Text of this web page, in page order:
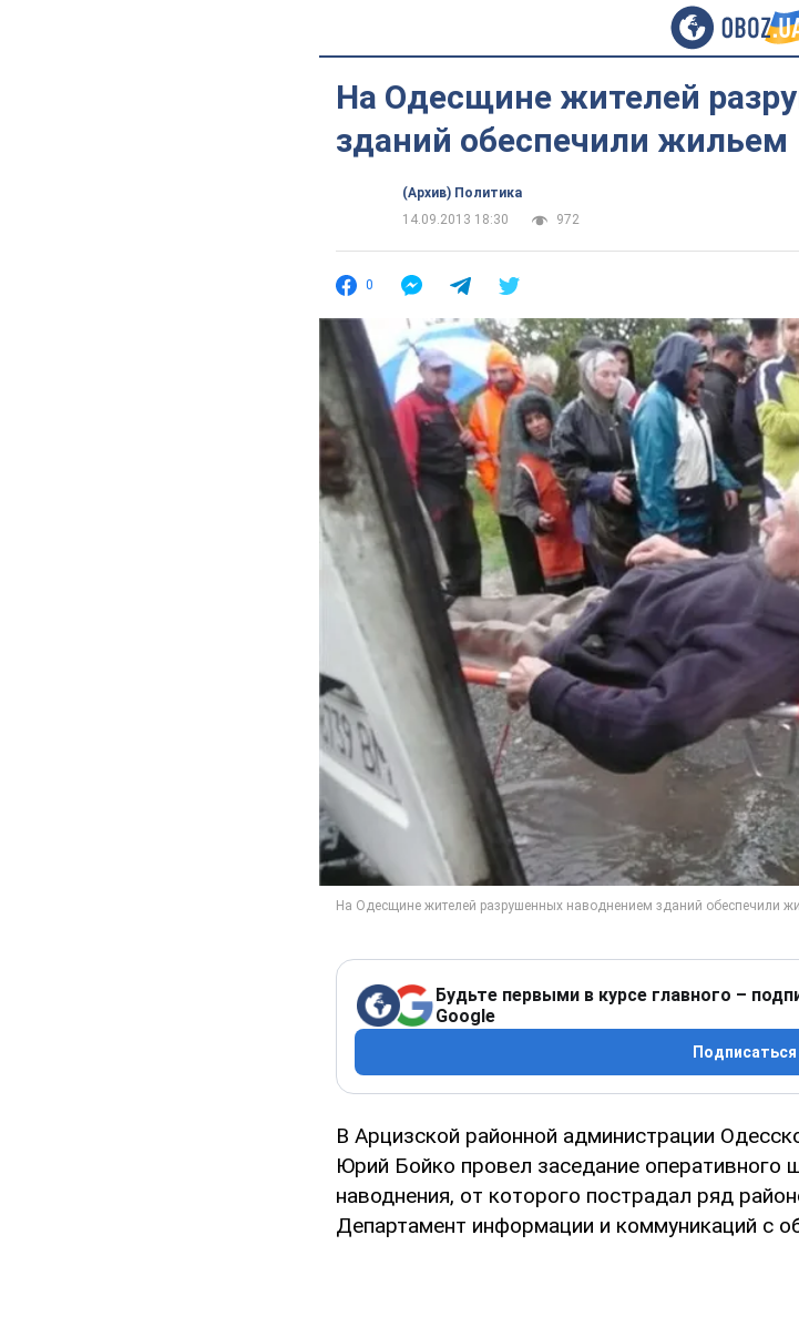
На Одесщине жителей
зданий обеспечили жильем
(Архив) Политика
14.09.2013 18:30
972
0
Будьте первыми в курсе главного –
Google
Подписаться
В Арцизской районной администрации
Юрий Бойко провел заседание оперативного
наводнения, от которого пострадал ряд
Департамент информации и коммуникаций с